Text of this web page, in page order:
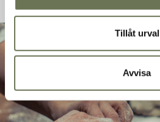
Tillåt urval
Avvisa